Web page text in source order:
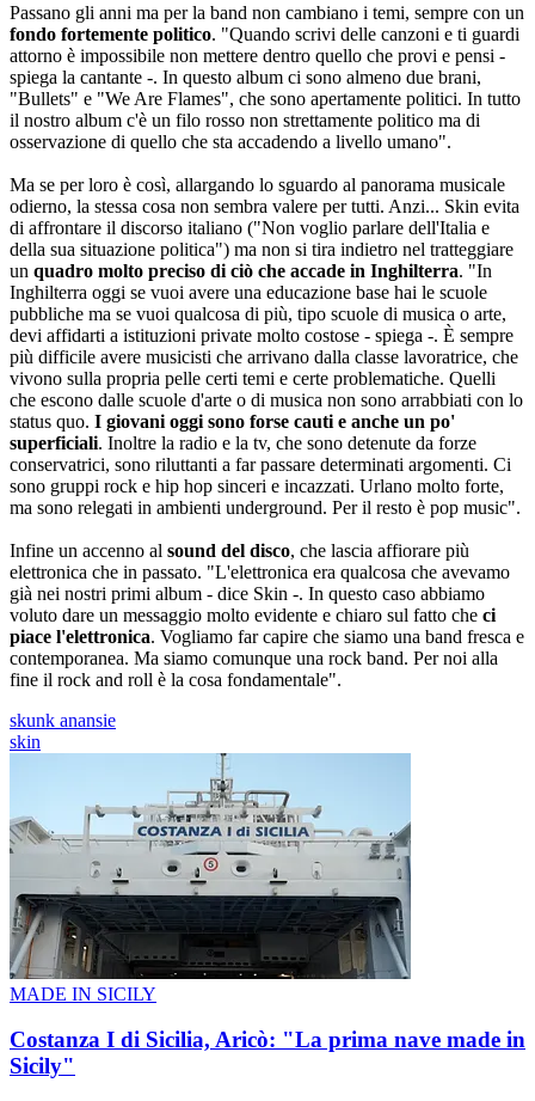
Passano gli anni ma per la band non cambiano i temi, sempre con un
fondo fortemente politico. "Quando scrivi delle canzoni e ti guardi
attorno è impossibile non mettere dentro quello che provi e pensi -
spiega la cantante -. In questo album ci sono almeno due brani,
"Bullets" e "We Are Flames", che sono apertamente politici. In tutto
il nostro album c'è un filo rosso non strettamente politico ma di
osservazione di quello che sta accadendo a livello umano".
Ma se per loro è così, allargando lo sguardo al panorama musicale
odierno, la stessa cosa non sembra valere per tutti. Anzi... Skin evita
di affrontare il discorso italiano ("Non voglio parlare dell'Italia e
della sua situazione politica") ma non si tira indietro nel tratteggiare
un quadro molto preciso di ciò che accade in Inghilterra. "In
Inghilterra oggi se vuoi avere una educazione base hai le scuole
pubbliche ma se vuoi qualcosa di più, tipo scuole di musica o arte,
devi affidarti a istituzioni private molto costose - spiega -. È sempre
più difficile avere musicisti che arrivano dalla classe lavoratrice, che
vivono sulla propria pelle certi temi e certe problematiche. Quelli
che escono dalle scuole d'arte o di musica non sono arrabbiati con lo
status quo. I giovani oggi sono forse cauti e anche un po'
superficiali. Inoltre la radio e la tv, che sono detenute da forze
conservatrici, sono riluttanti a far passare determinati argomenti. Ci
sono gruppi rock e hip hop sinceri e incazzati. Urlano molto forte,
ma sono relegati in ambienti underground. Per il resto è pop music".
Infine un accenno al sound del disco, che lascia affiorare più
elettronica che in passato. "L'elettronica era qualcosa che avevamo
già nei nostri primi album - dice Skin -. In questo caso abbiamo
voluto dare un messaggio molto evidente e chiaro sul fatto che ci
piace l'elettronica. Vogliamo far capire che siamo una band fresca e
contemporanea. Ma siamo comunque una rock band. Per noi alla
fine il rock and roll è la cosa fondamentale".
skunk anansie
skin
MADE IN SICILY
Costanza I di Sicilia, Aricò: "La prima nave made in
Sicily"